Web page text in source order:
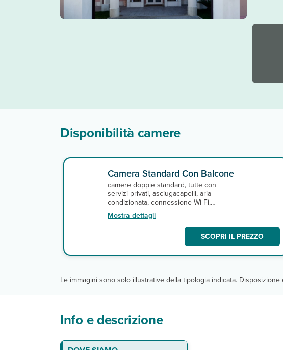
Disponibilità camere
Camera Standard Con Balcone
camere doppie standard, tutte con
servizi privati, asciugacapelli, aria
condizionata, connessione Wi-Fi,
minifrigo e balcone. A pagamento,
minibar.
Mostra dettagli
SCOPRI IL PREZZO
Le immagini sono solo illustrative della tipologia indicata.
Info e descrizione
La spiaggia
Le camere
Ristoranti e bar
Servizi
DA PAGARE IN LOCO